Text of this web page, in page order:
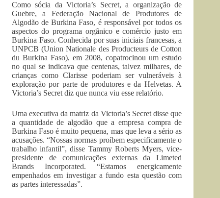
Como sócia da Victoria’s Secret, a organização de
Guebre, a Federação Nacional de Produtores de
Algodão de Burkina Faso, é responsável por todos os
aspectos do programa orgânico e comércio justo em
Burkina Faso. Conhecida por suas iniciais francesas, a
UNPCB (Union Nationale des Producteurs de Cotton
du Burkina Faso), em 2008, copatrocinou um estudo
no qual se indicava que centenas, talvez milhares, de
crianças como Clarisse poderiam ser vulneráveis à
exploração por parte de produtores e da Helvetas. A
Victoria’s Secret diz que nunca viu esse relatório.
Uma executiva da matriz da Victoria’s Secret disse que
a quantidade de algodão que a empresa compra de
Burkina Faso é muito pequena, mas que leva a sério as
acusações. “Nossas normas proíbem especificamente o
trabalho infantil”, disse Tammy Roberts Myers, vice-
presidente de comunicações externas da Limeted
Brands Incorporated. “Estamos energicamente
empenhados em investigar a fundo esta questão com
as partes interessadas”.